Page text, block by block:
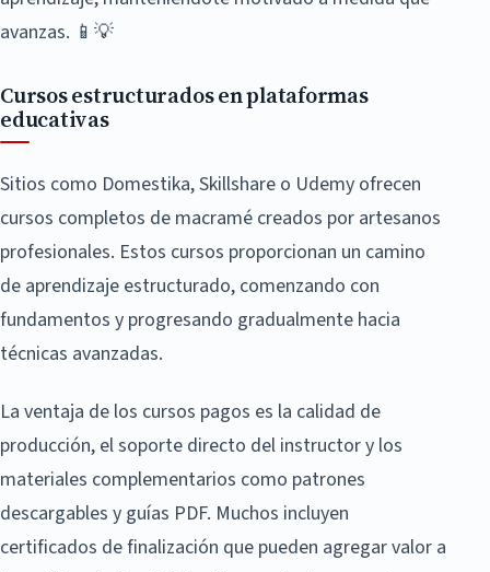
avanzas. 📱💡
Cursos estructurados en plataformas
educativas
Sitios como Domestika, Skillshare o Udemy ofrecen
cursos completos de macramé creados por artesanos
profesionales. Estos cursos proporcionan un camino
de aprendizaje estructurado, comenzando con
fundamentos y progresando gradualmente hacia
técnicas avanzadas.
La ventaja de los cursos pagos es la calidad de
producción, el soporte directo del instructor y los
materiales complementarios como patrones
descargables y guías PDF. Muchos incluyen
certificados de finalización que pueden agregar valor a